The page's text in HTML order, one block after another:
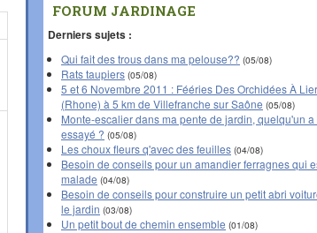
FORUM JARDINAGE
Derniers sujets :
Qui fait des trous dans ma pelouse?? (05/08)
Rats taupiers (05/08)
5 et 6 Novembre 2011 : Fééries Des Orchidées À
(Rhone) à 5 km de Villefranche sur Saône (05/08)
Monte-escalier dans ma pente de jardin, quelqu'un a
essayé ? (05/08)
Les choux fleurs q'avec des feuilles (04/08)
Besoin de conseils pour un amandier ferragnes qui
malade (04/08)
Besoin de conseils pour construire un petit abri
le jardin (03/08)
Un petit bout de chemin ensemble (01/08)